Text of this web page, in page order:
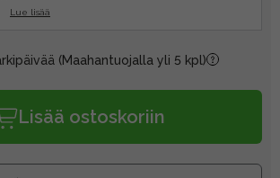
Lue lisää
(Maahantuojalla yli 5 kpl)
Lisää ostoskoriin